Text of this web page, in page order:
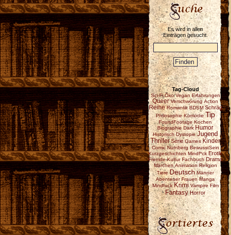
Es wird in allen
Einträgen gesucht.
Tag-Cloud
Sci-Fi Öko Vegan Erfahrungen
Queer Verschwörung Action
Reihe Romantik BDSM Schräg
Philosophie Komödie Tip
FoundFootage Kochen
Biographie Dark Humor
Historisch Dystopie Jugend
Thriller Serie Games Kinder
Comic Nürnberg BewusstSein
Kurzgeschichten Mindf*ck Erotik
Fremde Kultur Fachbuch Drama
Märchen Animation Religion
Tiere Deutsch Männer
Abenteuer Frauen Manga
Mindfuck Krimi Vampire Film
Fantasy Horror